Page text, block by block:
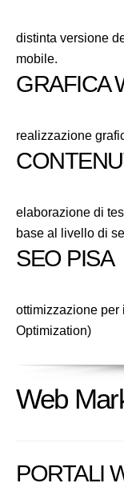
distinta versione
mobile.
GRAFICA
realizzazione
elaborazione di
base al livello di
SEO PISA
ottimizzazione per
Optimization)
Web
PORTALI